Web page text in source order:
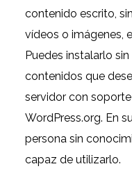
contenido escrito,
vídeos o imágenes,
Puedes instalarlo
contenidos que
servidor con
WordPress.org. En
persona sin
capaz de utilizarlo.